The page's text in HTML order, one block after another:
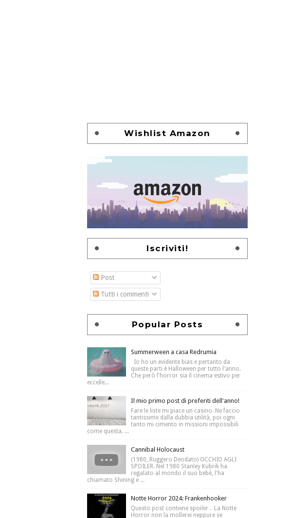
Wishlist Amazon
Iscriviti!
Post
Tutti i commenti
Popular Posts
Summerween a casa Redrumia
Io ho un evidente bias e pertanto da
queste parti è Halloween per tutto l'anno.
Che però l'horror sia il cinema estivo per
eccelle...
Il mio primo post di preferiti dell'anno!
Fare le liste mi piace un casino. Ne faccio
tantissime dalla dubbia utilità, poi ogni
tanto mi cimento in missioni impossibili
come questa. ...
Cannibal Holocaust
(1980, Ruggero Deodato) OCCHIO AGLI
SPOILER. Nel 1980 Stanley Kubrik ha
regalato al mondo il suo bebè, l'ha
chiamato Shining e ...
Notte Horror 2024: Frankenhooker
Questo post contiene spoiler . La Notte
Horror non la mollerei neppure se